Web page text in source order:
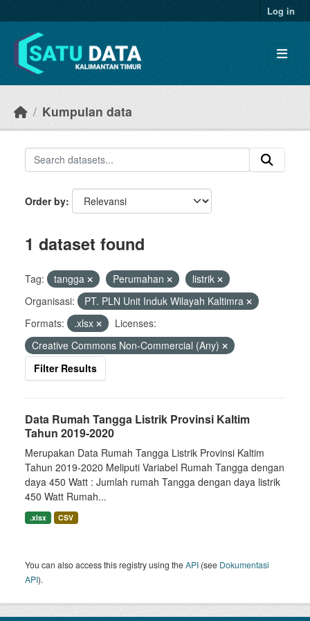
Log in
Kumpulan data
Order by
1 dataset found
Tag: tangga Perumahan
listrik
Organisasi:
PT. PLN Unit Induk Wilayah Kaltimra
Formats:
.xlsx
Licenses:
Creative Commons Non-Commercial (Any)
Filter Results
Data Rumah Tangga Listrik Provinsi Kaltim
Tahun 2019-2020
Merupakan Data Rumah Tangga Listrik Provinsi Kaltim
Tahun 2019-2020 Meliputi Variabel Rumah Tangga dengan
daya 450 Watt : Jumlah rumah Tangga dengan daya listrik
450 Watt Rumah...
.xlsx CSV
You can also access this registry using theAPI (see Dokumentasi
API).